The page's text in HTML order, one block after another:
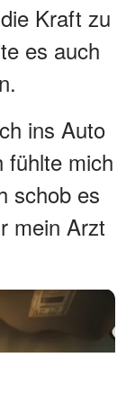
Kraft zu
es auch
ins Auto
fühlte mich
schob es
mein Arzt